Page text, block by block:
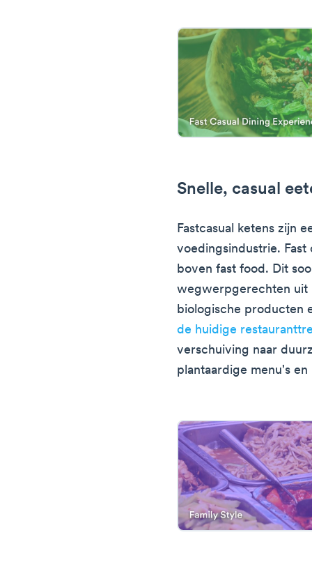
Snelle, casual
Fastcasual ketens zijn
voedingsindustrie. Fast
boven fast food. Dit
wegwerpgerechten uit
biologische producten
de huidige
verschuiving naar
plantaardige menu's